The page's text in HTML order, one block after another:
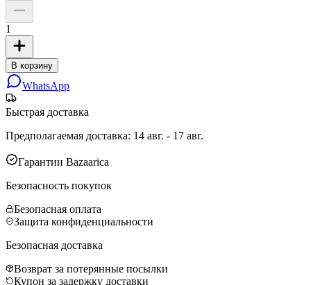
1
В корзину
WhatsApp
Быстрая доставка
Предполагаемая доставка: 14 авг. - 17 авг.
Гарантии Bazaarica
Безопасность покупок
Безопасная оплата
Защита конфиденциальности
Безопасная доставка
Возврат за потерянные посылки
Купон за задержку доставки